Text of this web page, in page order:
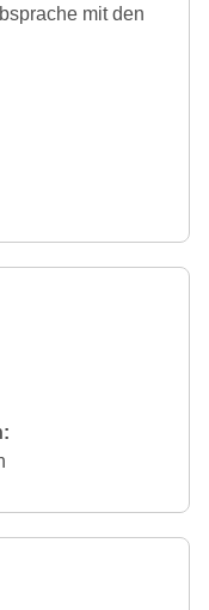
mit den